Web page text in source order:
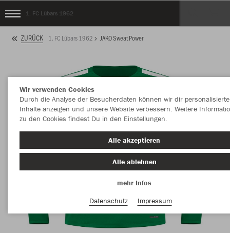
1. FC Lübars 1962
ZURÜCK 1. FC Lübars 1962 JAKO Sweat Power
Wir verwenden Cookies
Durch die Analyse der Besucherdaten können wir dir personalisierte
Inhalte anzeigen und unsere Website verbessern. Weitere
zu den Cookies findest Du in den Einstellungen.
Alle akzeptieren
Alle ablehnen
mehr Infos
Datenschutz
Impressum